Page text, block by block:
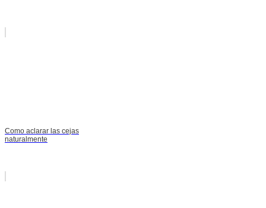
Como aclarar las cejas
naturalmente